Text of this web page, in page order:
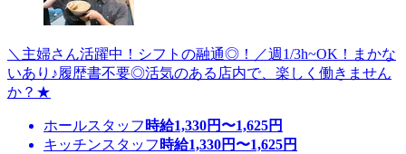
＼主婦さん活躍中！シフトの融通◎！／週1/3h~OK！まかな
いあり♪履歴書不要◎活気のある店内で、楽しく働きません
か？★
ホールスタッフ 時給1,330円〜1,625円
キッチンスタッフ 時給1,330円〜1,625円